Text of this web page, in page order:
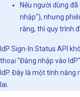
Nếu người dùng
nhập"), nhưng
ràng, thì quy trình
IdP Sign-In Status API
thoại "Đăng nhập vào
IdP. Đây là một tính
lai.